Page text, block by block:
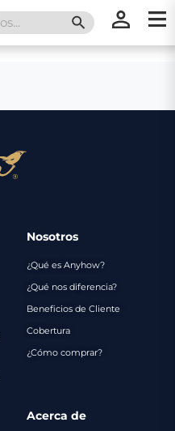
SEARCH
Nosotros
¿Qué es Anyhow?
¿Qué nos diferencia?
Beneficios de Cliente
Cobertura
¿Cómo comprar?
Acerca de